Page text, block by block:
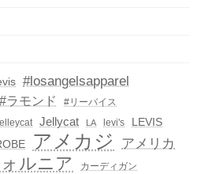
#losangelsapparel
#ラモンド
#リーバイス
Jellycat LA levi's
LEVIS
アメカジ アメリカ
ルニア カーディガン